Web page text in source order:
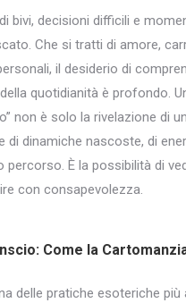
bivi, decisioni difficili e
Che si tratti di amore,
il desiderio di
quotidianità è profondo.
non è solo la rivelazione di
di dinamiche nascoste, di
percorso. È la possibilità di
con consapevolezza.
Come la
delle pratiche esoteriche più